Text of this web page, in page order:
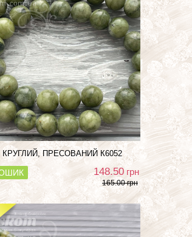
ПРЕСОВАНИЙ К6052
148.50 грн
165.00 грн